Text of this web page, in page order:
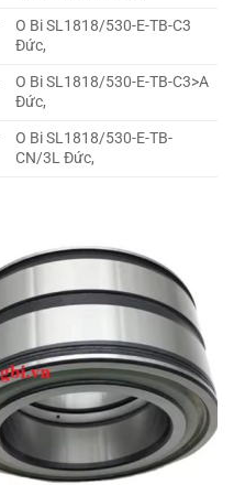
O Bi SL1818/530-E-TB-C3
Đức,
O Bi SL1818/530-E-TB-C3>A
Đức,
O Bi SL1818/530-E-TB-
CN/3L Đức,